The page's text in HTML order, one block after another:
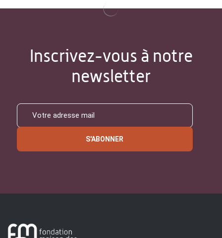
Inscrivez-vous à notre
newsletter
S'ABONNER